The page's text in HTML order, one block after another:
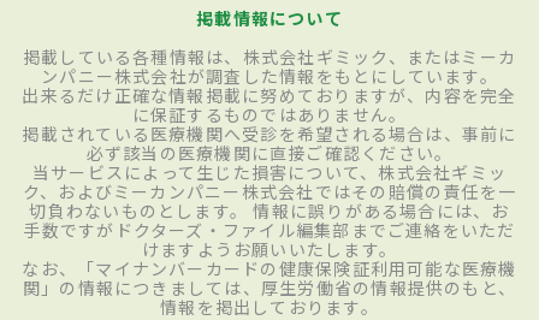
掲載情報について
掲載している各種情報は、株式会社ギミック、またはミーカ
ンパニー株式会社が調査した情報をもとにしています。
出来るだけ正確な情報掲載に努めておりますが、内容を完全
に保証するものではありません。
掲載されている医療機関へ受診を希望される場合は、事前に
必ず該当の医療機関に直接ご確認ください。
当サービスによって生じた損害について、株式会社ギミッ
ク、およびミーカンパニー株式会社ではその賠償の責任を一
切負わないものとします。 情報に誤りがある場合には、お
手数ですがドクターズ・ファイル編集部までご連絡をいただ
けますようお願いいたします。
なお、「マイナンバーカードの健康保険証利用可能な医療機
関」の情報につきましては、厚生労働省の情報提供のもと、
情報を掲出しております。